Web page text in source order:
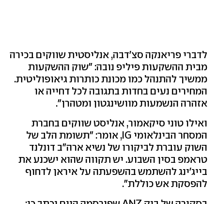
לדברי פריאנקה סצ'דבה, אנליסטית שווקים בכירה
מבית ההשקעות פיליפ נובה: "שוק ההשקעות
ממשיך להתנהל כמו מכונת כותרות גיאופוליטית.
המחירים נעים בחדות בתגובה לכל דחייה או
אזהרה הנשמעות מוושינגטון ומטהרן".
ואילו טוני סיקאמור, אנליסט שווקים בחברת
המסחר הבינלאומי IG, אומר: "תשומת הלב של
השוק עוברת לביקורו של נשיא ארה"ב דונלנד
טראמפ בסין השבוע. יש תקווה שהוא ישכנע את
בייג'ינג להשתמש בהשפעתה על איראן לדחוף
להפסקת אש כוללת".